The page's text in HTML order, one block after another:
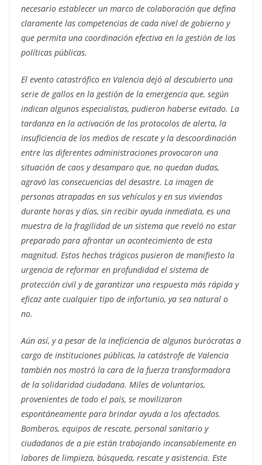
necesario establecer un marco de colaboración que defina
claramente las competencias de cada nivel de gobierno y
que permita una coordinación efectiva en la gestión de las
políticas públicas.
El evento catastrófico en Valencia dejó al descubierto una
serie de gallos en la gestión de la emergencia que, según
indican algunos especialistas, pudieron haberse evitado. La
tardanza en la activación de los protocolos de alerta, la
insuficiencia de los medios de rescate y la descoordinación
entre las diferentes administraciones provocaron una
situación de caos y desamparo que, no quedan dudas,
agravó las consecuencias del desastre. La imagen de
personas atrapadas en sus vehículos y en sus viviendas
durante horas y días, sin recibir ayuda inmediata, es una
muestra de la fragilidad de un sistema que reveló no estar
preparado para afrontar un acontecimiento de esta
magnitud. Estos hechos trágicos pusieron de manifiesto la
urgencia de reformar en profundidad el sistema de
protección civil y de garantizar una respuesta más rápida y
eficaz ante cualquier tipo de infortunio, ya sea natural o
no.
Aún así, y a pesar de la ineficiencia de algunos burócratas a
cargo de instituciones públicas, la catástrofe de Valencia
también nos mostró la cara de la fuerza transformadora
de la solidaridad ciudadana. Miles de voluntarios,
provenientes de todo el país, se movilizaron
espontáneamente para brindar ayuda a los afectados.
Bomberos, equipos de rescate, personal sanitario y
ciudadanos de a pie están trabajando incansablemente en
labores de limpieza, búsqueda, rescate y asistencia. Este